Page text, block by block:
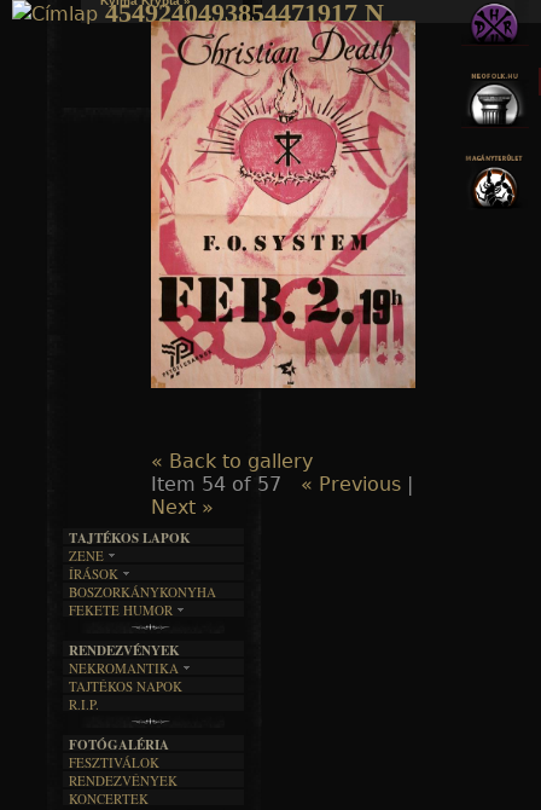
Jump to navigation
4549240493854471917 N
« Back to gallery
Item 54 of 57
« Previous |
Next »
TAJTÉKOS LAPOK
ZENE
EGYÜTTESEK
INTERJÚK
FORDÍTÁSOK
DALSZÖVEGEK
ÍRÁSOK
IRODALOM
FILM
ÍRÁSTÖRTÉNET
BOSZORKÁNYKONYHA
FEKETE HUMOR
SZÖVEGES
RENDEZVÉNYEK
NEKROMANTIKA
AKTUÁLIS
A MÚLT
TAJTÉKOS NAPOK
R.I.P.
FOTÓGALÉRIA
FESZTIVÁLOK
RENDEZVÉNYEK
KONCERTEK